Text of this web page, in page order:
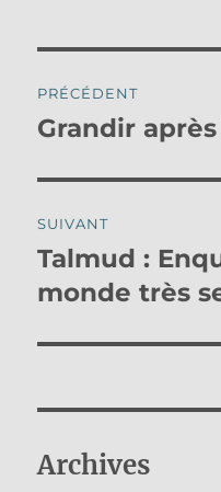
de
PRÉCÉDENT
Publication
Grandir
SUIVANT
Publication
suivante :
Talmud :
monde très
Archives